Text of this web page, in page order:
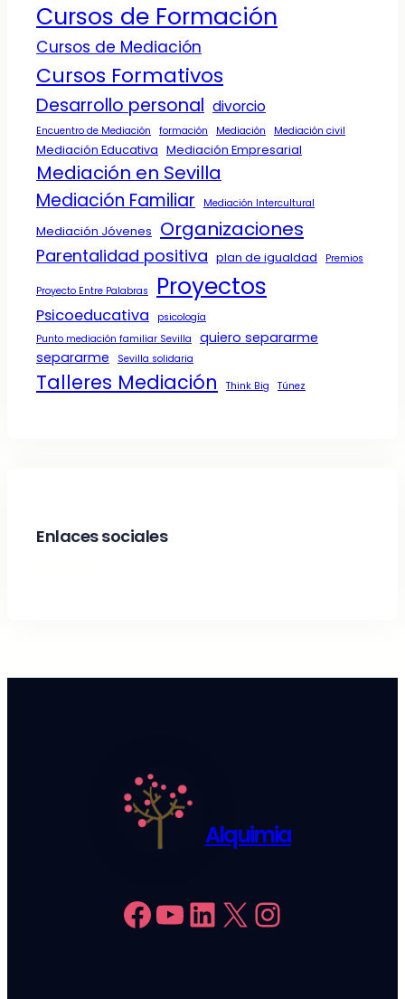
Cursos de Formación
Cursos de Mediación
Cursos Formativos
Desarrollo personal divorcio
Encuentro de Mediación formación Mediación Mediación civil
Mediación Educativa Mediación Empresarial
Mediación en Sevilla
Mediación Familiar Mediación Intercultural
Mediación Jóvenes Organizaciones
Parentalidad positiva plan de igualdad Premios
Proyecto Entre Palabras Proyectos
Psicoeducativa
psicología
Punto mediación familiar Sevilla
quiero separarme
separarme
Sevilla solidaria
Talleres Mediación Think Big Túnez
Enlaces sociales
Alquimia
Facebook YouTube LinkedIn X Instagram